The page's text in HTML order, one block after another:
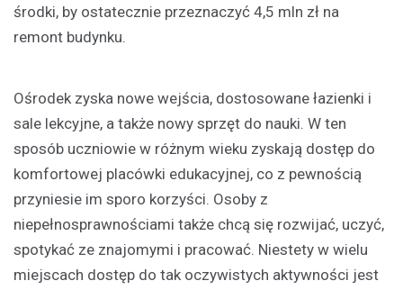
środki, by ostatecznie przeznaczyć 4,5 mln zł na
remont budynku.
Ośrodek zyska nowe wejścia, dostosowane łazienki i
sale lekcyjne, a także nowy sprzęt do nauki. W ten
sposób uczniowie w różnym wieku zyskają dostęp do
komfortowej placówki edukacyjnej, co z pewnością
przyniesie im sporo korzyści. Osoby z
niepełnosprawnościami także chcą się rozwijać, uczyć,
spotykać ze znajomymi i pracować. Niestety w wielu
miejscach dostęp do tak oczywistych aktywności jest